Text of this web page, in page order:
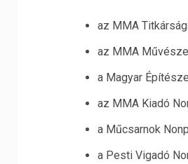
az MMA
az MMA
a Magyar
az MMA Kiadó
a Műcsarnok
a Pesti Vigadó